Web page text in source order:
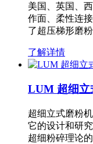
美国、英国、
作面、柔性连
了超压梯形磨
了解详情
LUM 超细立
超细立式磨粉
它的设计和研
超细粉碎理论